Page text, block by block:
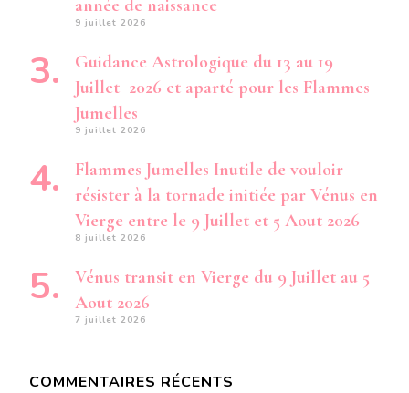
année de naissance
9 juillet 2026
Guidance Astrologique du 13 au 19
Juillet 2026 et aparté pour les Flammes
Jumelles
9 juillet 2026
Flammes Jumelles Inutile de vouloir
résister à la tornade initiée par Vénus en
Vierge entre le 9 Juillet et 5 Aout 2026
8 juillet 2026
Vénus transit en Vierge du 9 Juillet au 5
Aout 2026
7 juillet 2026
COMMENTAIRES RÉCENTS